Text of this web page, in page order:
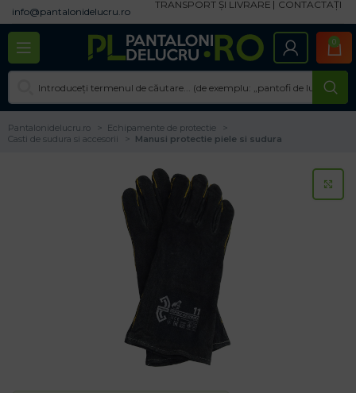
info@pantalonidelucru.ro
TRANSPORT ȘI LIVRARE CONTACTAȚI
0
Pantalonidelucru.ro
Echipamente de protectie
Casti de sudura si accesorii
Manusi protectie piele si sudura